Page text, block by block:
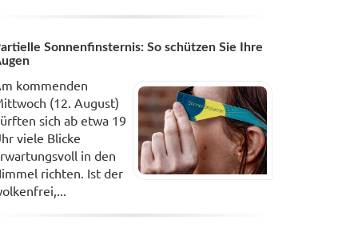
Sonnenfinsternis: So schützen Sie Ihre
kommenden
(12. August)
sich ab etwa 19
viele Blicke
in den
richten. Ist der